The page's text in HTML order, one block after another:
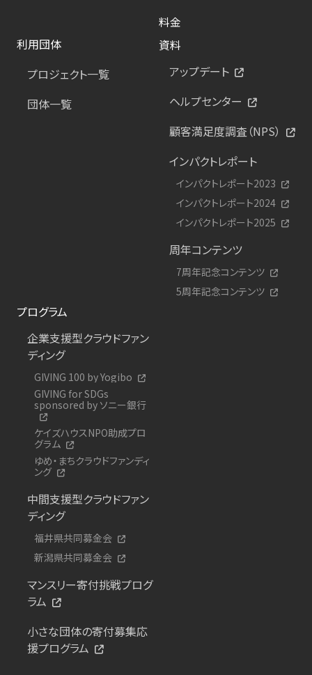
料金
利用団体
プロジェクト一覧
団体一覧
資料
アップデート
ヘルプセンター
顧客満足度調査（NPS）
インパクトレポート
インパクトレポート2023
インパクトレポート2024
インパクトレポート2025
周年コンテンツ
7周年記念コンテンツ
5周年記念コンテンツ
プログラム
企業支援型クラウドファン
ディング
GIVING 100 by Yogibo
GIVING for SDGs
sponsored by ソニー銀行
ケイズハウスNPO助成プロ
グラム
ゆめ・まちクラウドファンディ
ング
中間支援型クラウドファン
ディング
福井県共同募金会
新潟県共同募金会
マンスリー寄付挑戦プログ
ラム
小さな団体の寄付募集応
援プログラム